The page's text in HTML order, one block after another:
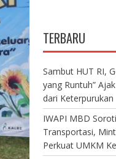
TERBARU
Sambut HUT RI,
yang Runtuh”
dari Keterpurukan
IWAPI MBD
Transportasi,
Perkuat UMKM